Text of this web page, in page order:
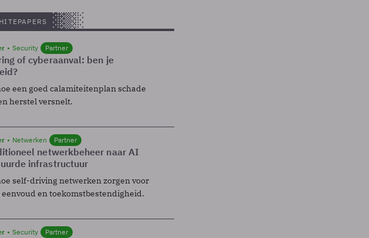
Security Partner
of cyberaanval: ben je
een goed calamiteitenplan schade
herstel versnelt.
Netwerken Partner
netwerkbeheer naar AI
infrastructuur
self-driving netwerken zorgen voor
en toekomstbestendigheid.
Security Partner